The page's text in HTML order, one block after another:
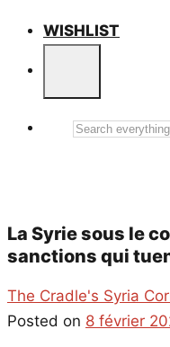
WISHLIST
Search
La Syrie sous le
sanctions qui
The Cradle's Syria
Posted on 8 février